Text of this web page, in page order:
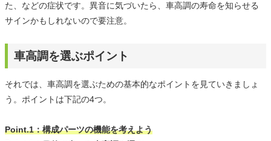
た、などの症状です。異音に気づいたら、車高調の寿命を知らせる
サインかもしれないので要注意。
車高調を選ぶポイント
それでは、車高調を選ぶための基本的なポイントを見ていきましょ
う。ポイントは下記の4つ。
Point.1：構成パーツの機能を考えよう